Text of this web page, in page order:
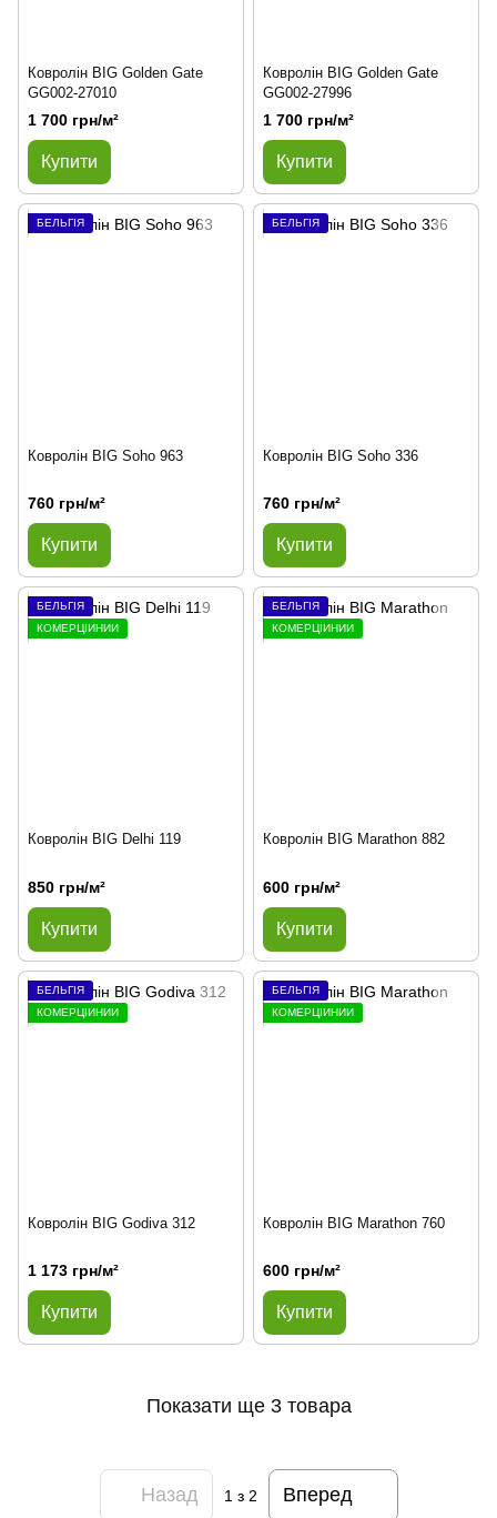
Ковролін BIG Golden Gate
GG002-27010
1 700 грн/м²
Купити
Ковролін BIG Golden Gate
GG002-27996
1 700 грн/м²
Купити
БЕЛЬГІЯ
Ковролін BIG Soho 963
760 грн/м²
Купити
БЕЛЬГІЯ
Ковролін BIG Soho 336
760 грн/м²
Купити
БЕЛЬГІЯ
КОМЕРЦІЙНИЙ
Ковролін BIG Delhi 119
850 грн/м²
Купити
БЕЛЬГІЯ
КОМЕРЦІЙНИЙ
Ковролін BIG Marathon 882
600 грн/м²
Купити
БЕЛЬГІЯ
КОМЕРЦІЙНИЙ
Ковролін BIG Godiva 312
1 173 грн/м²
Купити
БЕЛЬГІЯ
КОМЕРЦІЙНИЙ
Ковролін BIG Marathon 760
600 грн/м²
Купити
Показати ще 3 товара
Назад 1 з 2 Вперед